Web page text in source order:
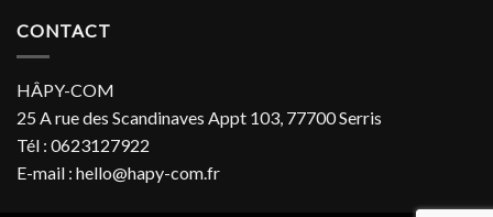
CONTACT
HÂPY-COM
25 A rue des Scandinaves Appt 103, 77700 Serris
Tél : 0623127922
E-mail : hello@hapy-com.fr